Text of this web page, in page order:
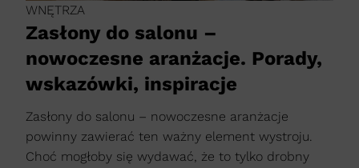
WNĘTRZA
Zasłony do salonu –
nowoczesne aranżacje. Porady,
wskazówki, inspiracje
Zasłony do salonu – nowoczesne aranżacje
powinny zawierać ten ważny element wystroju.
Choć mogłoby się wydawać, że to tylko drobny